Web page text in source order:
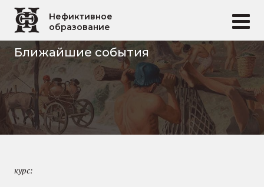
Перейти к основному содержанию
Нефиктивное
образование
Ближайшие события
курс: